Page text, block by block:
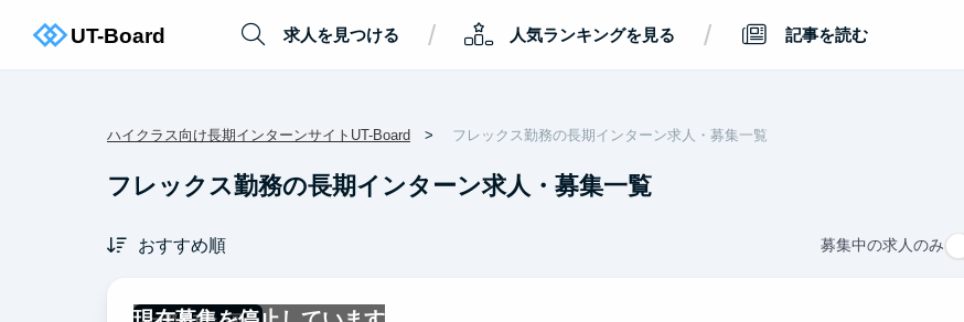
求人を見つける / 人気ランキングを見る / 記事を読む
ハイクラス向け長期インターンサイトUT-Board フレックス勤務の長期インターン求人・募集一覧
フレックス勤務の長期インターン求人・募集一覧
おすすめ順 募集中の求人のみ